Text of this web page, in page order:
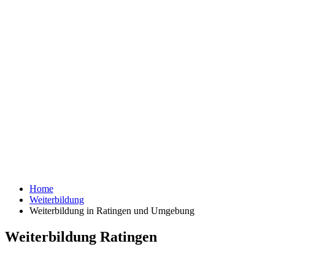
Home
Weiterbildung
Weiterbildung in Ratingen und Umgebung
Weiterbildung Ratingen